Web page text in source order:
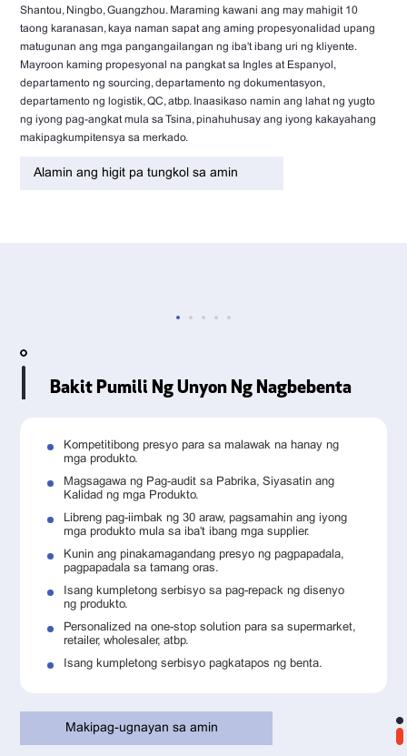
Shantou, Ningbo, Guangzhou. Maraming kawani ang may mahigit 10
taong karanasan, kaya naman sapat ang aming propesyonalidad upang
matugunan ang mga pangangailangan ng iba't ibang uri ng kliyente.
Mayroon kaming propesyonal na pangkat sa Ingles at Espanyol,
departamento ng sourcing, departamento ng dokumentasyon,
departamento ng logistik, QC, atbp. Inaasikaso namin ang lahat ng yugto
ng iyong pag-angkat mula sa Tsina, pinahuhusay ang iyong kakayahang
makipagkumpitensya sa merkado.
Alamin ang higit pa tungkol sa amin
Bakit Pumili Ng Unyon Ng Nagbebenta
Kompetitibong presyo para sa malawak na hanay ng
mga produkto.
Magsagawa ng Pag-audit sa Pabrika, Siyasatin ang
Kalidad ng mga Produkto.
Libreng pag-iimbak ng 30 araw, pagsamahin ang iyong
mga produkto mula sa iba't ibang mga supplier.
Kunin ang pinakamagandang presyo ng pagpapadala,
pagpapadala sa tamang oras.
Isang kumpletong serbisyo sa pag-repack ng disenyo
ng produkto.
Personalized na one-stop solution para sa supermarket,
retailer, wholesaler, atbp.
Isang kumpletong serbisyo pagkatapos ng benta.
Makipag-ugnayan sa amin